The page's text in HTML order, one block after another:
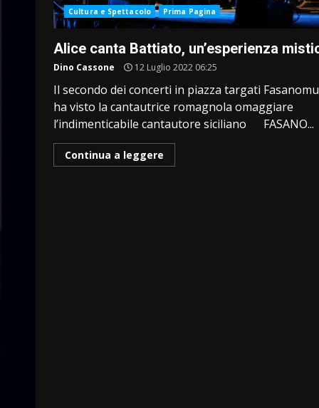
Cultura e Spettacolo Prima Pagina
Alice canta Battiato, un’esperienza
Dino Cassone 12 Luglio 2022 06:25
Il secondo dei concerti in piazza targati
ha visto la cantautrice romagnola omaggiare
l’indimenticabile cantautore siciliano FASANO...
Continua a leggere